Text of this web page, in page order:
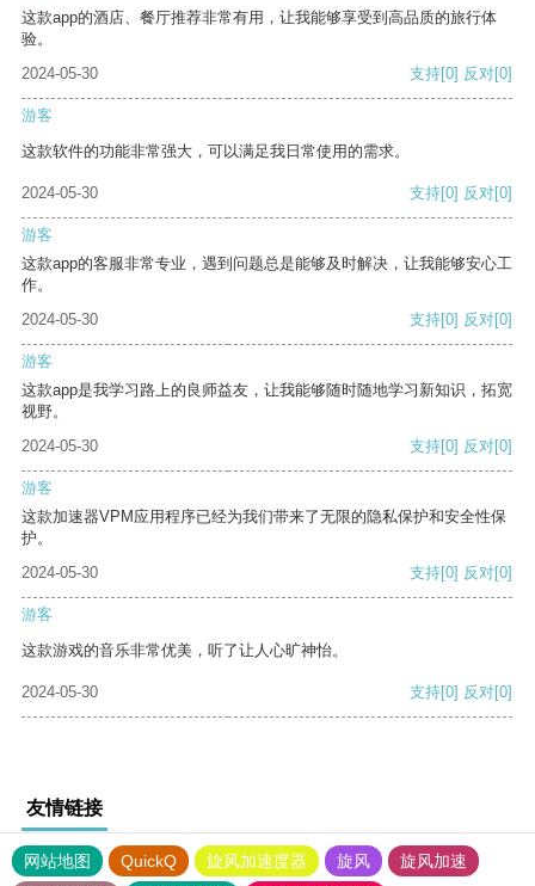
这款app的酒店、餐厅推荐非常有用，让我能够享受到高品质的旅行体
验。
2024-05-30
支持[0] 反对[0]
游客
这款软件的功能非常强大，可以满足我日常使用的需求。
2024-05-30 支持[0] 反对[0]
游客
这款app的客服非常专业，遇到问题总是能够及时解决，让我能够安心工
作。
2024-05-30
支持[0] 反对[0]
游客
这款app是我学习路上的良师益友，让我能够随时随地学习新知识，拓宽
视野。
2024-05-30
支持[0] 反对[0]
游客
这款加速器VPM应用程序已经为我们带来了无限的隐私保护和安全性保
护。
2024-05-30
支持[0] 反对[0]
游客
这款游戏的音乐非常优美，听了让人心旷神怡。
2024-05-30 支持[0] 反对[0]
友情链接
网站地图 QuickQ 旋风加速度器 旋风
旋风加速